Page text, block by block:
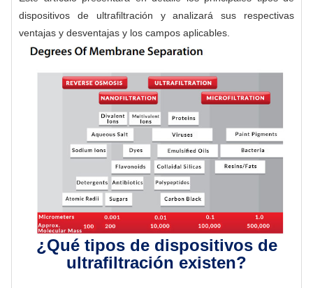
dispositivos de ultrafiltración y analizará sus respectivas
ventajas y desventajas y los campos aplicables.
¿Qué tipos de dispositivos de
ultrafiltración existen?